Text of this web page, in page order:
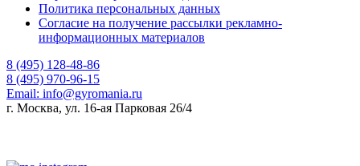
Политика персональных данных
Согласие на получение рассылки рекламно-
информационных материалов
8 (495) 128-48-86
8 (495) 970-96-15
Email: info@gyromania.ru
г. Москва, ул. 16-ая Парковая 26/4